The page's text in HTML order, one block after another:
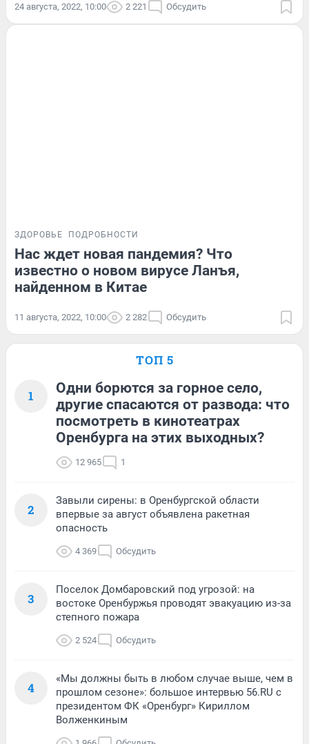
24 августа, 2022, 10:00 2 221 Обсудить
ЗДОРОВЬЕ ПОДРОБНОСТИ
Нас ждет новая пандемия? Что
известно о новом вирусе Ланъя,
найденном в Китае
11 августа, 2022, 10:00 2 282 Обсудить
ТОП 5
1
Одни борются за горное село,
другие спасаются от развода: что
посмотреть в кинотеатрах
Оренбурга на этих выходных?
12 965 1
2
Завыли сирены: в Оренбургской области
впервые за август объявлена ракетная
опасность
4 369 Обсудить
3
Поселок Домбаровский под угрозой: на
востоке Оренбуржья проводят эвакуацию из-за
степного пожара
2 524 Обсудить
4
«Мы должны быть в любом случае выше, чем в
прошлом сезоне»: большое интервью 56.RU с
президентом ФК «Оренбург» Кириллом
Волженкиным